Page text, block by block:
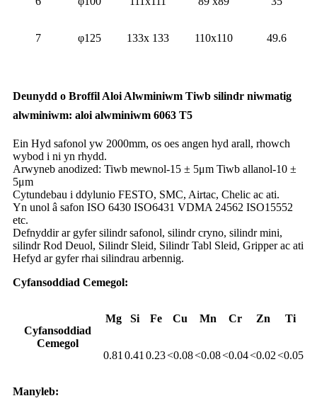
7 φ125 133x 133 110x110 49.6
Deunydd o Broffil Aloi Alwminiwm Tiwb silindr niwmatig
alwminiwm: aloi alwminiwm 6063 T5
Ein Hyd safonol yw 2000mm, os oes angen hyd arall, rhowch
wybod i ni yn rhydd.
Arwyneb anodized: Tiwb mewnol-15 ± 5μm Tiwb allanol-10 ±
5μm
Cytundebau i ddylunio FESTO, SMC, Airtac, Chelic ac ati.
Yn unol â safon ISO 6430 ISO6431 VDMA 24562 ISO15552
etc.
Defnyddir ar gyfer silindr safonol, silindr cryno, silindr mini,
silindr Rod Deuol, Silindr Sleid, Silindr Tabl Sleid, Gripper ac ati
Hefyd ar gyfer rhai silindrau arbennig.
Cyfansoddiad Cemegol:
Cyfansoddiad
Cemegol
Mg Si Fe Cu Mn Cr Zn Ti
0.81 0.41 0.23<0.08<0.08<0.04<0.02<0.05
Manyleb: